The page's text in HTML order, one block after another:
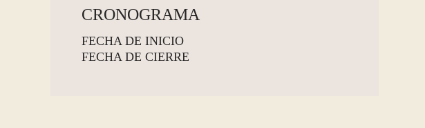
CRONOGRAMA
FECHA DE INICIO
FECHA DE CIERRE